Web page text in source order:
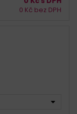
0 Kč bez DPH